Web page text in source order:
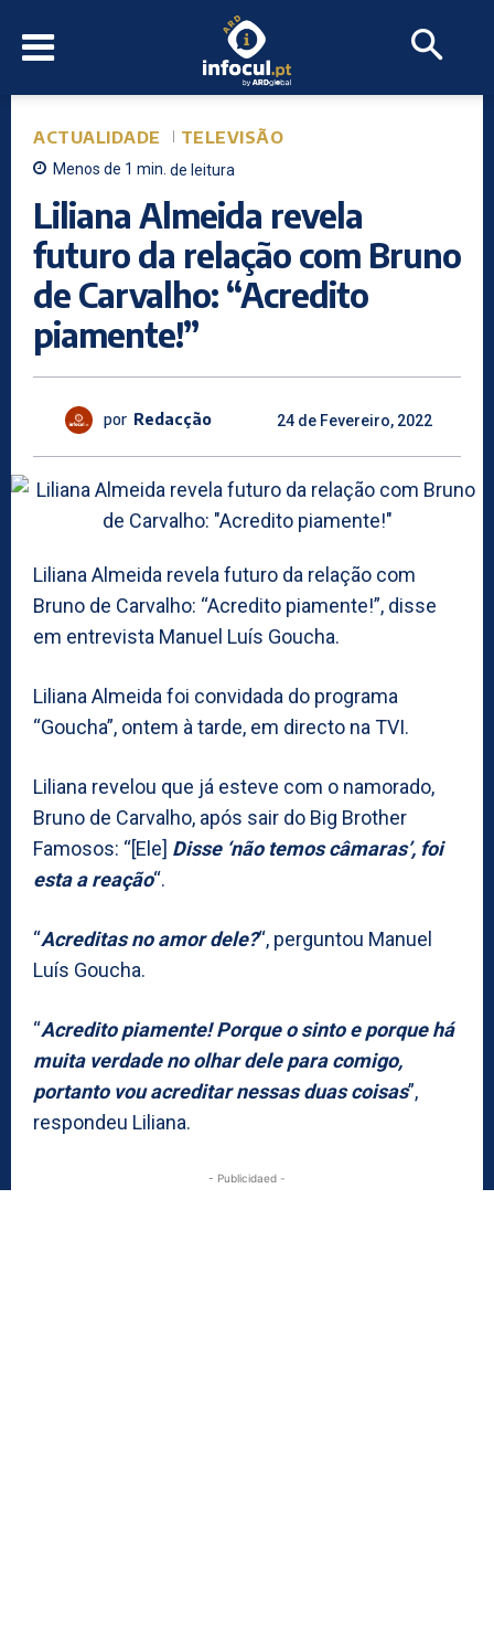
ACTUALIDADE TELEVISÃO
Menos de 1 min. de leitura
Liliana Almeida revela
futuro da relação com Bruno
de Carvalho: “Acredito
piamente!”
por Redacção 24 de Fevereiro, 2022
Liliana Almeida revela futuro da relação com
Bruno de Carvalho: “Acredito piamente!”, disse
em entrevista Manuel Luís Goucha.
Liliana Almeida foi convidada do programa
“Goucha”, ontem à tarde, em directo na TVI.
Liliana revelou que já esteve com o namorado,
Bruno de Carvalho, após sair do Big Brother
Famosos: “[Ele] Disse ‘não temos câmaras’, foi
esta a reação“.
“Acreditas no amor dele?“, perguntou Manuel
Luís Goucha.
“Acredito piamente! Porque o sinto e porque há
muita verdade no olhar dele para comigo,
portanto vou acreditar nessas duas coisas”,
respondeu Liliana.
- Publicidaed -